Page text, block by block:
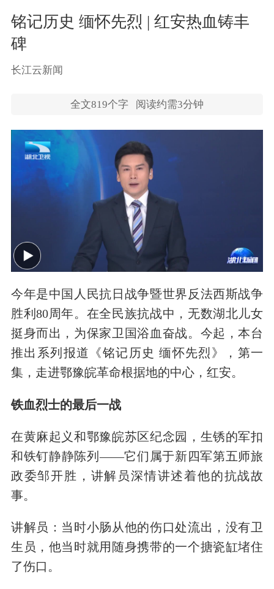
铭记历史 缅怀先烈 | 红安热血铸丰
碑
​长江云新闻
全文819个字 阅读约需3分钟
今年是中国人民抗日战争暨世界反法西斯战争
胜利80周年。在全民族抗战中，无数湖北儿女
挺身而出，为保家卫国浴血奋战。今起，本台
推出系列报道《铭记历史 缅怀先烈》，第一
集，走进鄂豫皖革命根据地的中心，红安。
铁血烈士的最后一战
在黄麻起义和鄂豫皖苏区纪念园，生锈的军扣
和铁钉静静陈列——它们属于新四军第五师旅
政委邹开胜，讲解员深情讲述着他的抗战故
事。
讲解员：当时小肠从他的伤口处流出，没有卫
生员，他当时就用随身携带的一个搪瓷缸堵住
了伤口。